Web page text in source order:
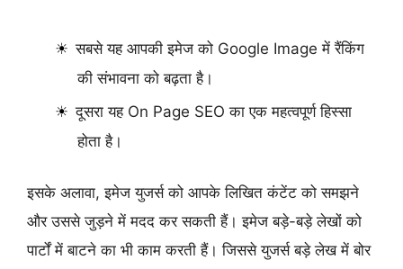
सबसे यह आपकी इमेज को Google Image में रैंकिंग
की संभावना को बढ़ता है।
दूसरा यह On Page SEO का एक महत्वपूर्ण हिस्सा
होता है।
इसके अलावा, इमेज युजर्स को आपके लिखित कंटेंट को समझने
और उससे जुड़ने में मदद कर सकती हैं। इमेज बड़े-बड़े लेखों को
पार्टों में बाटने का भी काम करती हैं। जिससे युजर्स बड़े लेख में बोर